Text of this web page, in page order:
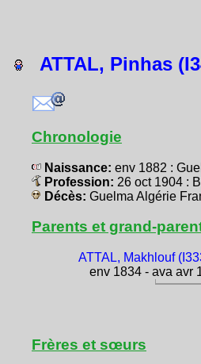
ATTAL, Pinhas
Chronologie
Naissance: env 1882 :
Profession: 26 oct 1904 :
Décès: Guelma Algérie
Parents et grand-
ATTAL, Makhlouf
env 1834 - ava avr
Frères et sœurs